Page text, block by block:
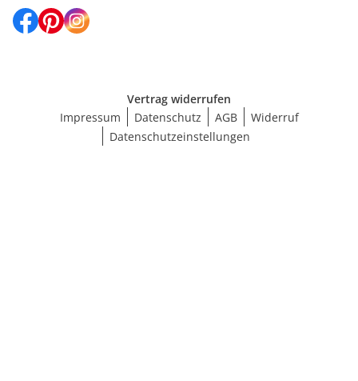
Vertrag widerrufen
Impressum
Datenschutz AGB
Widerruf
Datenschutzeinstellungen